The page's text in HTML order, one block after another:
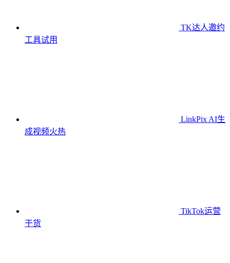
TK达人邀约
工具试用
LinkPix AI生
成视频火热
TikTok运营
干货